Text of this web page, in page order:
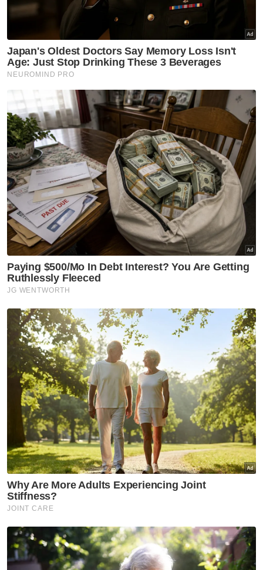
"Melalui bantuan awal pengajian dan
persekolahan sahaja, seramai 30,572 murid
serta pelajar Institut Pengajian Tinggi (IPT)
selain 226 buah sekolah telah menerima
manfaat daripada inisiatif ini," ujarnya.
Sementara itu, Ewon mengucapkan terima
kasih kepada YBR kerana sentiasa memberi
pendidikan golongan kurang bernasib baik
terutamanya pelajar di kawasan pedalaman”.
"RM 3 juta bagi tahun 2025 ini merupakan
bantuan pendidikan melalui tuisyen dan
seminar kepada calon SPM 2025. Antaranya
adalah keperluan persekolahan, awal
pengajian, pengangkutan ke sekolah serta
program asrama desa,” katanya.
hari!